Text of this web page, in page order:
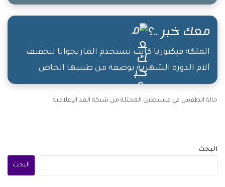
معك خبر ..؟
الملكة فيكتوريا كانت تستخدم الماريجوانا لتخفيف
آلام الدورة الشهرية بوصفة من طبيبها الخاص
حالة الطقس في فلسطين المحتلة من شبكة الغد الإعلامية
البحث
البحث